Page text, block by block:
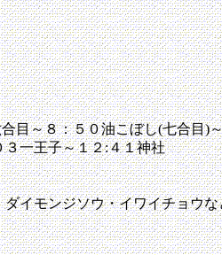
目～８：５０油こぼし(七合目)
一王子～１２:４１神社
イモンジソウ・イワイチョウな